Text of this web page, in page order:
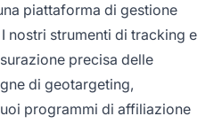
piattaforma di gestione
nostri strumenti di tracking e
precisa delle
di geotargeting,
programmi di affiliazione